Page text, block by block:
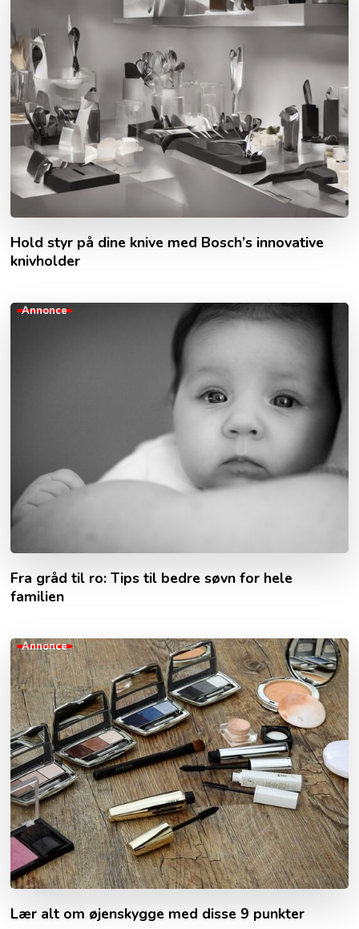
Hold styr på dine knive med Bosch’s innovative
knivholder
Annonce
Fra gråd til ro: Tips til bedre søvn for hele
familien
Annonce
Lær alt om øjenskygge med disse 9 punkter